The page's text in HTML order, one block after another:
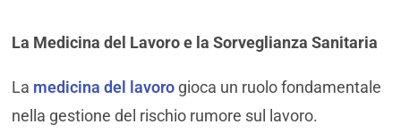
La Medicina del Lavoro e la Sorveglianza Sanitaria
La medicina del lavoro gioca un ruolo fondamentale
nella gestione del rischio rumore sul lavoro.